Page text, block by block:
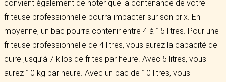
convient également de noter que la contenance de votre
friteuse professionnelle pourra impacter sur son prix. En
moyenne, un bac pourra contenir entre 4 à 15 litres. Pour une
friteuse professionnelle de 4 litres, vous aurez la capacité de
cuire jusqu’à 7 kilos de frites par heure. Avec 5 litres, vous
aurez 10 kg par heure. Avec un bac de 10 litres, vous